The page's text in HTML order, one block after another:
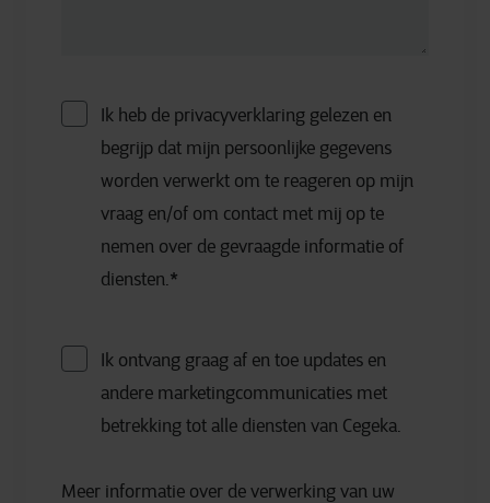
Ik heb de privacyverklaring gelezen en
begrijp dat mijn persoonlijke gegevens
worden verwerkt om te reageren op mijn
vraag en/of om contact met mij op te
nemen over de gevraagde informatie of
diensten.*
Ik ontvang graag af en toe updates en
andere marketingcommunicaties met
betrekking tot alle diensten van Cegeka.
Meer informatie over de verwerking van uw